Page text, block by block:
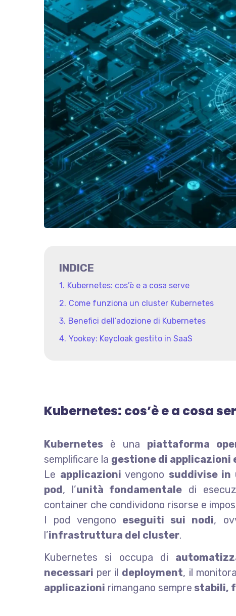
INDICE
Kubernetes: cos’è e a cosa serve
Come funziona un cluster Kubernetes
Benefici dell’adozione di Kubernetes
Yookey: Keycloak gestito in SaaS
Kubernetes: cos’è e a cosa
Kubernetes è una piattaforma
semplificare la gestione di applicazioni
Le applicazioni vengono suddivise in
pod, l’unità fondamentale di
container che condividono risorse e
I pod vengono eseguiti sui nodi,
l’infrastruttura del cluster.
Kubernetes si occupa di
necessari per il deployment, il
applicazioni rimangano sempre stabili,